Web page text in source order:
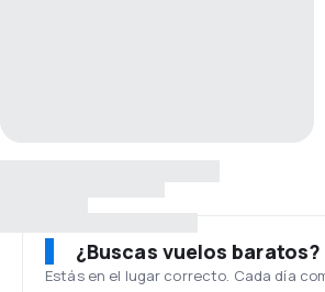
¿Buscas vuelos baratos?
Estás en el lugar correcto. Cada día